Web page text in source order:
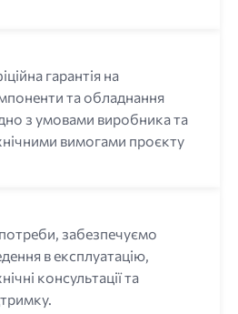
гарантія на
та обладнання
з умовами виробника та
вимогами проєкту
забезпечуємо
в експлуатацію,
консультації та